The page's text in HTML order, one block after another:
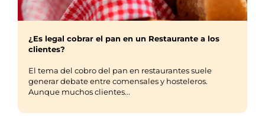
¿Es legal cobrar el pan en un Restaurante a los
clientes?
El tema del cobro del pan en restaurantes suele
generar debate entre comensales y hosteleros.
Aunque muchos clientes...